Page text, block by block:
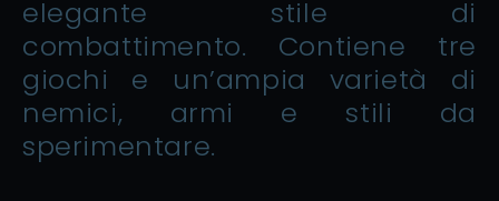
elegante stile di
combattimento. Contiene tre
giochi e un’ampia varietà di
nemici, armi e stili da
sperimentare.